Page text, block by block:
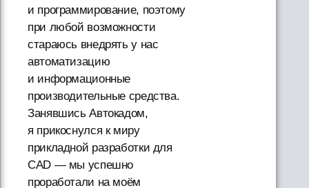
и программирование, поэтому
при любой возможности
стараюсь внедрять у нас
автоматизацию
и информационные
производительные средства.
Занявшись Автокадом,
я прикоснулся к миру
прикладной разработки для
CAD — мы успешно
проработали на моём